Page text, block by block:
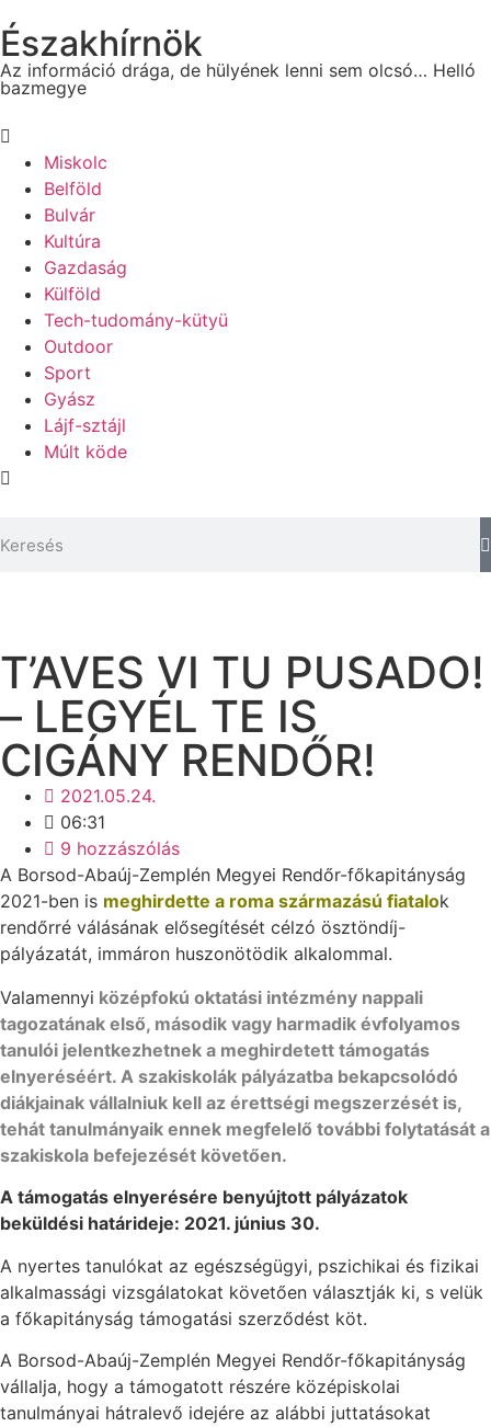
Északhírnök
Az információ drága, de hülyének lenni sem olcsó… Helló
bazmegye
Miskolc
Belföld
Bulvár
Kultúra
Gazdaság
Külföld
Tech-tudomány-kütyü
Outdoor
Sport
Gyász
Lájf-sztájl
Múlt köde
T’AVES VI TU PUSADO!
– LEGYÉL TE IS
CIGÁNY RENDŐR!
2021.05.24.
06:31
9 hozzászólás
A Borsod-Abaúj-Zemplén Megyei Rendőr-főkapitányság
2021-ben is meghirdette a roma származású fiatalok
rendőrré válásának elősegítését célzó ösztöndíj-
pályázatát, immáron huszonötödik alkalommal.
Valamennyi középfokú oktatási intézmény nappali
tagozatának első, második vagy harmadik évfolyamos
tanulói jelentkezhetnek a meghirdetett támogatás
elnyeréséért. A szakiskolák pályázatba bekapcsolódó
diákjainak vállalniuk kell az érettségi megszerzését is,
tehát tanulmányaik ennek megfelelő további folytatását a
szakiskola befejezését követően.
A támogatás elnyerésére benyújtott pályázatok
beküldési határideje: 2021. június 30.
A nyertes tanulókat az egészségügyi, pszichikai és fizikai
alkalmassági vizsgálatokat követően választják ki, s velük
a főkapitányság támogatási szerződést köt.
A Borsod-Abaúj-Zemplén Megyei Rendőr-főkapitányság
vállalja, hogy a támogatott részére középiskolai
tanulmányai hátralevő idejére az alábbi juttatásokat